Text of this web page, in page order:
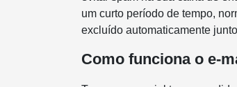
um curto período de tempo,
excluído automaticamente
Como funciona o e-